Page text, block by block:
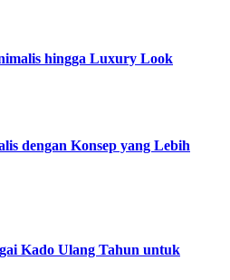
hingga Luxury Look
dengan Konsep yang Lebih
Kado Ulang Tahun untuk